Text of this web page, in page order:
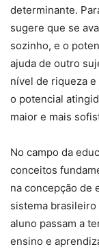
determinante.
sugere que se
sozinho, e o
ajuda de outro
nível de riqueza
o potencial
maior e mais
No campo da
conceitos
na concepção de
sistema
aluno passam a
ensino e